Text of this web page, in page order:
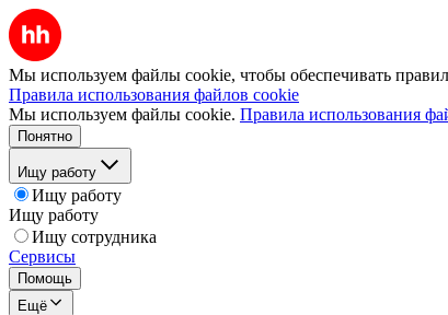
Мы используем файлы cookie, чтобы обеспечивать
Правила использования файлов cookie
Мы используем файлы cookie. Правила использования
Понятно
Ищу работу
Ищу работу
Ищу работу
Ищу сотрудника
Сервисы
Помощь
Ещё